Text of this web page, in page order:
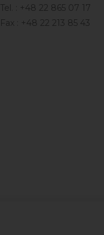
Tel. : +48 22 865 07 17
Fax : +48 22 213 85 43